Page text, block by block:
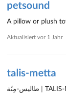
petsound
A pillow or plush
Aktualisiert vor 1 Jahr
talis-metta